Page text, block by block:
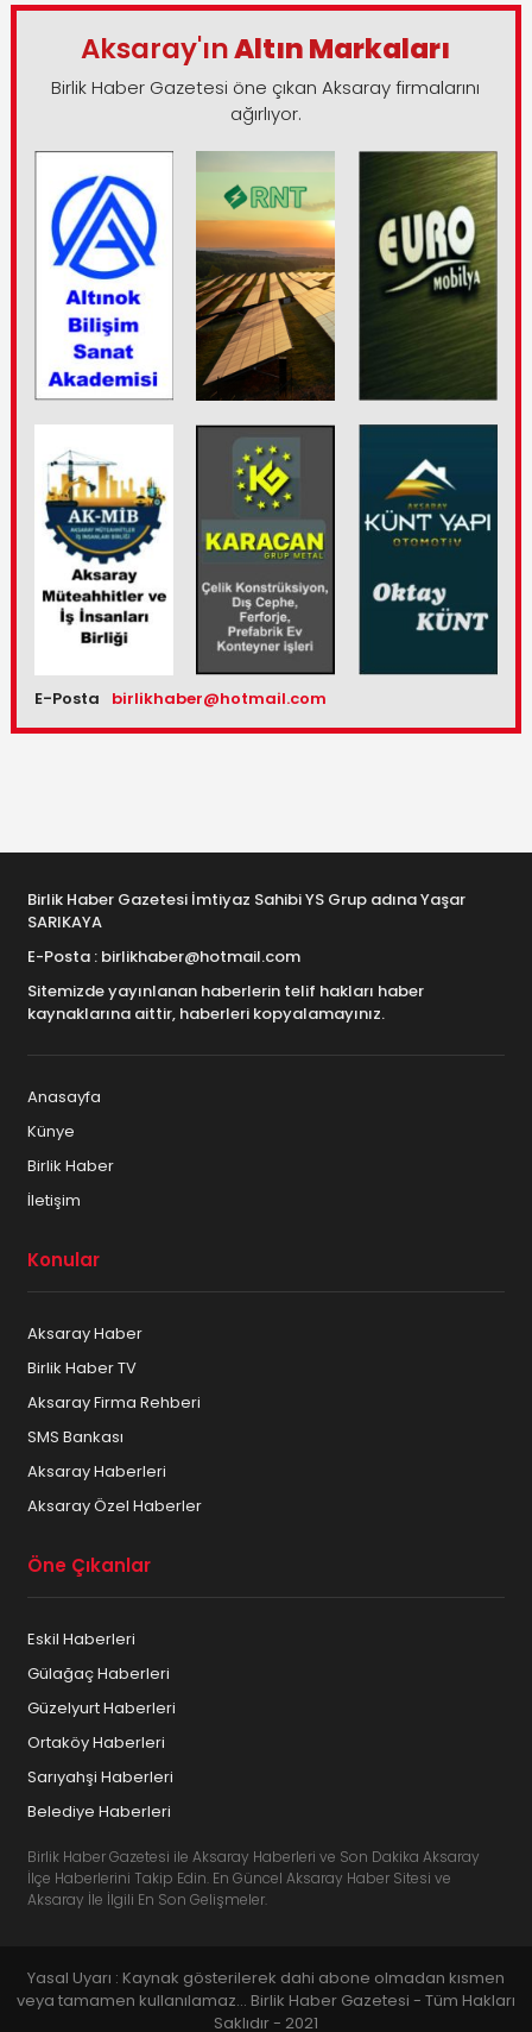
Aksaray'ınAltın Markaları
Birlik Haber Gazetesi öne çıkan Aksaray firmalarını
ağırlıyor.
E-Posta birlikhaber@hotmail.com
Birlik Haber Gazetesi İmtiyaz Sahibi YS Grup adına Yaşar
SARIKAYA
E-Posta : birlikhaber@hotmail.com
Sitemizde yayınlanan haberlerin telif hakları haber
kaynaklarına aittir, haberleri kopyalamayınız.
Anasayfa
Künye
Birlik Haber
İletişim
Konular
Aksaray Haber
Birlik Haber TV
Aksaray Firma Rehberi
SMS Bankası
Aksaray Haberleri
Aksaray Özel Haberler
Öne Çıkanlar
Eskil Haberleri
Gülağaç Haberleri
Güzelyurt Haberleri
Ortaköy Haberleri
Sarıyahşi Haberleri
Belediye Haberleri
Birlik Haber Gazetesi ile Aksaray Haberleri ve Son Dakika Aksaray
İlçe Haberlerini Takip Edin. En Güncel Aksaray Haber Sitesi ve
Aksaray İle İlgili En Son Gelişmeler.
Yasal Uyarı : Kaynak gösterilerek dahi abone olmadan kısmen
veya tamamen kullanılamaz... Birlik Haber Gazetesi - Tüm Hakları
Saklıdır - 2021